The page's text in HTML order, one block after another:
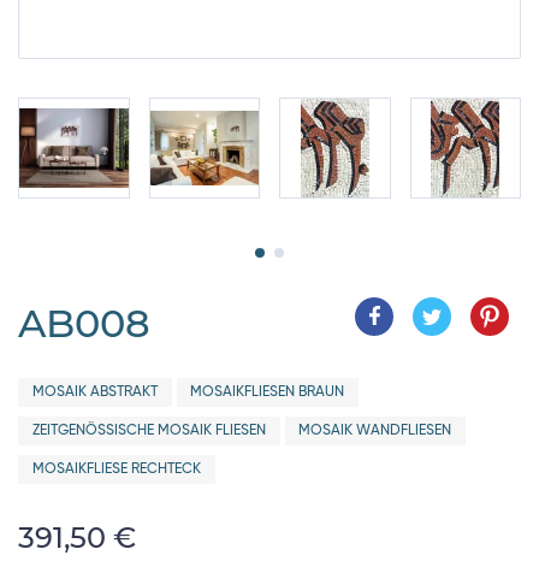
AB008
MOSAIK ABSTRAKT MOSAIKFLIESEN BRAUN
ZEITGENÖSSISCHE MOSAIK FLIESEN MOSAIK WANDFLIESEN
MOSAIKFLIESE RECHTECK
391,50 €